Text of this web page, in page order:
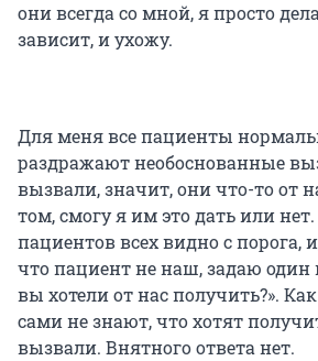
они всегда со мной, я просто
зависит, и ухожу.
Для меня все пациенты
раздражают необоснованные
вызвали, значит, они что-то от
том, смогу я им это дать или
пациентов всех видно с порога,
что пациент не наш, задаю один
вы хотели от нас получить?».
сами не знают, что хотят
вызвали. Внятного ответа нет.